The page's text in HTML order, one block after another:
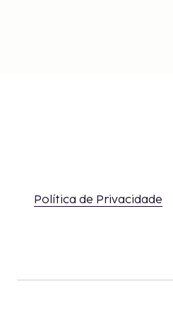
Política de Privacidade